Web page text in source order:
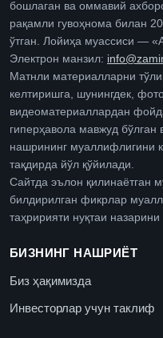
бошлаган ва оммавий
рақамли гувоҳнома билан
ўтган. Лойиҳа муассиси —
Электрон манзил:
Матнли материалларни
келтиришга, шунингдек,
видеоматериаллардан
гиперҳавола мавжуд бўлган
нашрининг муаллифлигини
тақдирда йўл қўйилади.
Сайтда эълон қилинаётган
билдирилган фикрлар
таҳририяти нуқтаи
БИЗНИНГ НАШРИЁТ
Биз ҳақимизда
Инвесторлар учун таклиф